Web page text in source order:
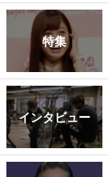
特集
インタビュー